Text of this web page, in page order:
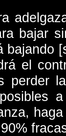
bajar
bajando
el
perder